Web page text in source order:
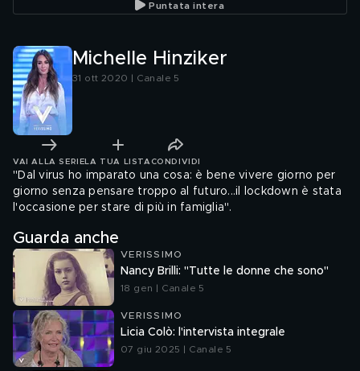
Puntata intera
Michelle Hinziker
31 ott 2020 | Canale 5
VAI ALLA SERIE LA TUA LISTA CONDIVIDI
"Dal virus ho imparato una cosa: è bene vivere giorno per
giorno senza pensare troppo al futuro...il lockdown è stata
l'occasione per stare di più in famiglia".
Guarda anche
VERISSIMO
Nancy Brilli: "Tutte le donne che sono"
18 gen | Canale 5
VERISSIMO
Licia Colò: l'intervista integrale
07 giu 2025 | Canale 5